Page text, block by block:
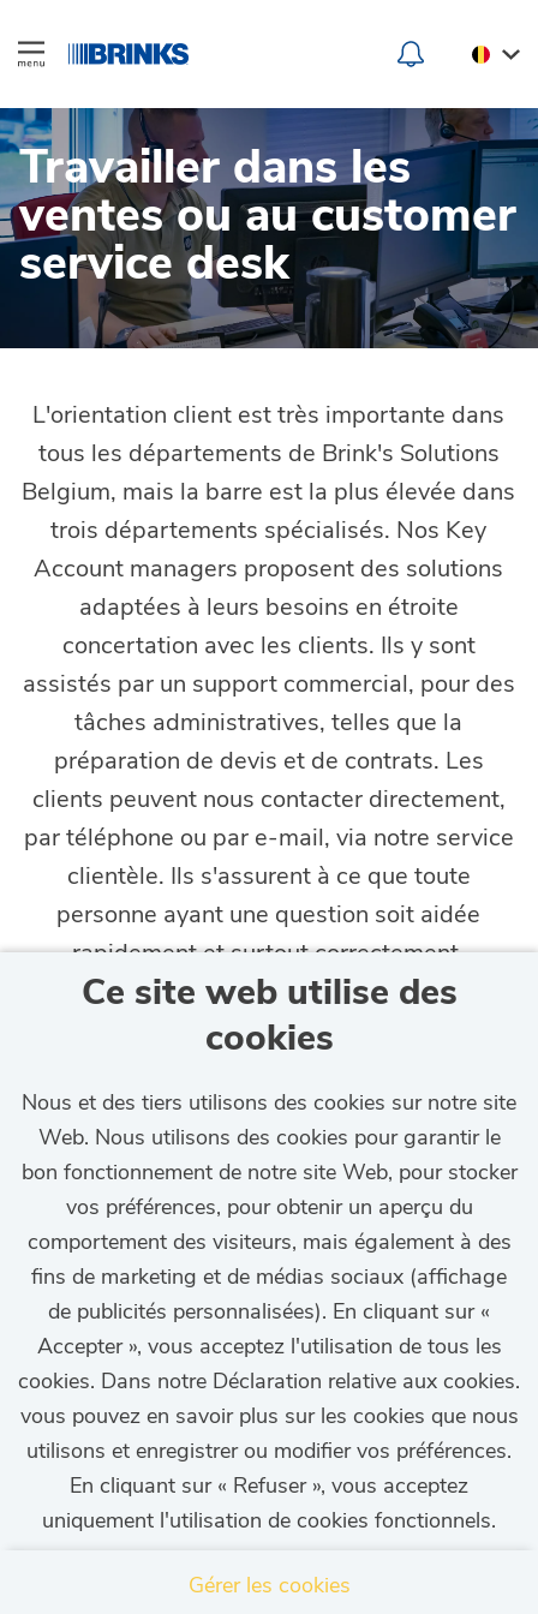
Ce site web utilise des
cookies
Nous et des tiers utilisons des cookies sur notre site
Web. Nous utilisons des cookies pour garantir le
bon fonctionnement de notre site Web, pour stocker
vos préférences, pour obtenir un aperçu du
comportement des visiteurs, mais également à des
fins de marketing et de médias sociaux (affichage
de publicités personnalisées). En cliquant sur «
Accepter », vous acceptez l'utilisation de tous les
cookies. Dans notre Déclaration relative aux cookies.
vous pouvez en savoir plus sur les cookies que nous
utilisons et enregistrer ou modifier vos préférences.
En cliquant sur « Refuser », vous acceptez
uniquement l'utilisation de cookies fonctionnels.
Gérer les cookies
Travailler dans les
ventes ou au customer
service desk
L'orientation client est très importante dans
tous les départements de Brink's Solutions
Belgium, mais la barre est la plus élevée dans
trois départements spécialisés. Nos Key
Account managers proposent des solutions
adaptées à leurs besoins en étroite
concertation avec les clients. Ils y sont
assistés par un support commercial, pour des
tâches administratives, telles que la
préparation de devis et de contrats. Les
clients peuvent nous contacter directement,
par téléphone ou par e-mail, via notre service
clientèle. Ils s'assurent à ce que toute
personne ayant une question soit aidée
rapidement et surtout correctement.
Ne ratez plus aucune
offre d'emploi!
CONFIGURER L'ALERTE D'EMPLOI